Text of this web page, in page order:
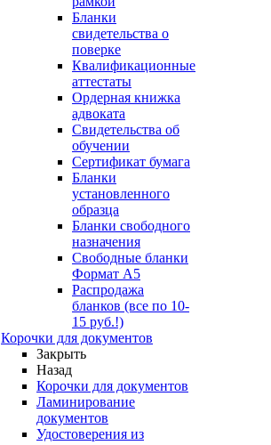
Бланки
свидетельства о
поверке
Квалификационные
аттестаты
Ордерная книжка
адвоката
Свидетельства об
обучении
Сертификат бумага
Бланки
установленного
образца
Бланки свободного
назначения
Свободные бланки
Формат А5
Распродажа
бланков (все по 10-
15 руб.!)
Корочки для документов
Закрыть
Назад
Корочки для документов
Ламинирование
документов
Удостоверения из